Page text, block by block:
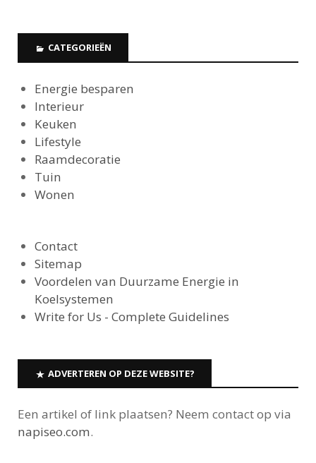
CATEGORIEËN
Energie besparen
Interieur
Keuken
Lifestyle
Raamdecoratie
Tuin
Wonen
Contact
Sitemap
Voordelen van Duurzame Energie in
Koelsystemen
Write for Us - Complete Guidelines
ADVERTEREN OP DEZE WEBSITE?
Een artikel of link plaatsen? Neem contact op via
napiseo.com.